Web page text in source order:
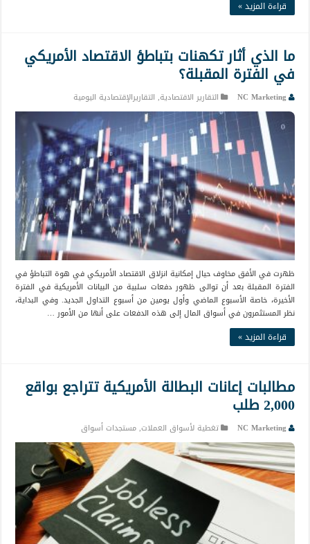
قراءة المزيد »
ما الذي أثار تكهنات بتباطؤ الاقتصاد الأمريكي
في الفترة المقبلة؟
NC Marketing التقارير الاقتصادية, التقاريرالإقتصادية اليومية
ظهرت في الأفق مخاوف حيال إمكانية انزلاق الاقتصاد الأمريكي في هوة التباطؤ في
الفترة المقبلة بعد أن توالى ظهور دفعات سلبية من البيانات الأمريكية في الفترة
الأخيرة، خاصة الأسبوع الماضي وأول يومين من أسبوع التداول الجديد. وفي البداية،
نظر المستثمرون في أسواق المال إلى هذه الدفعات على أنها من الأمور …
قراءة المزيد »
مطالبات إعانات البطالة الأمريكية تتراجع بواقع
2,000 طلب
NC Marketing تغطية لأسواق العملات,مستجدات أسواق